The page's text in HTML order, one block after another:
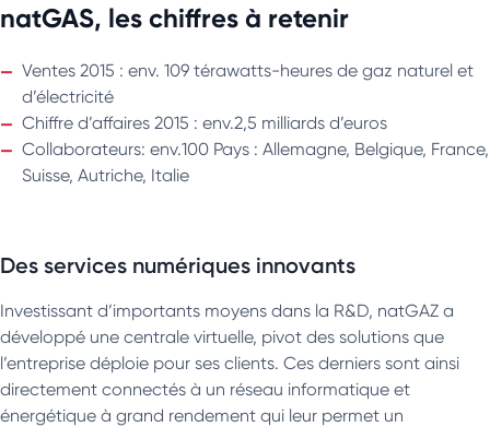
natGAS, les chiffres à retenir
Ventes 2015 : env. 109 térawatts-heures de gaz naturel et
d’électricité
Chiffre d’affaires 2015 : env.2,5 milliards d’euros
Collaborateurs: env.100 Pays : Allemagne, Belgique, France,
Suisse, Autriche, Italie
Des services numériques innovants
Investissant d’importants moyens dans la R&D, natGAZ a
développé une centrale virtuelle, pivot des solutions que
l’entreprise déploie pour ses clients. Ces derniers sont ainsi
directement connectés à un réseau informatique et
énergétique à grand rendement qui leur permet un